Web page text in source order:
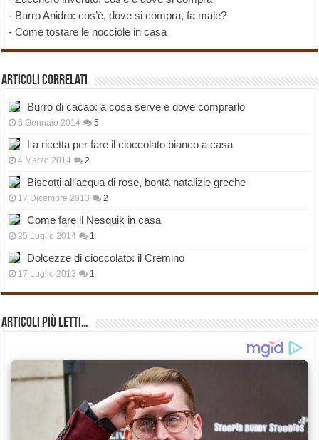
- Burro Anidro: cos’è, dove si compra, fa male?
-Come tostare le nocciole in casa
Articoli correlati
Burro di cacao: a cosa serve e dove comprarlo
6 Gennaio 2014 5
La ricetta per fare il cioccolato bianco a casa
4 Marzo 2014 2
Biscotti all’acqua di rose, bontà natalizie greche
17 Dicembre 2013 2
Come fare il Nesquik in casa
25 Luglio 2014 1
Dolcezze di cioccolato: il Cremino
17 Luglio 2013 1
Articoli più Letti…